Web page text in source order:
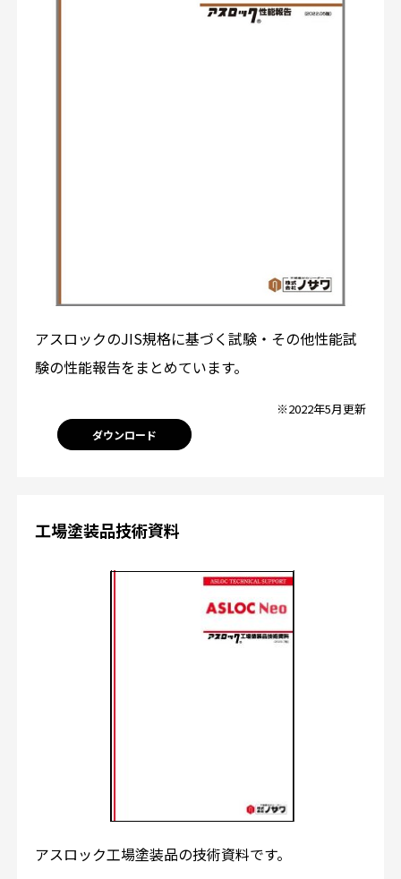
アスロックのJIS規格に基づく試験・その他性能試
験の性能報告をまとめています。
※2022年5月更新
ダウンロード
工場塗装品技術資料
アスロック工場塗装品の技術資料です。